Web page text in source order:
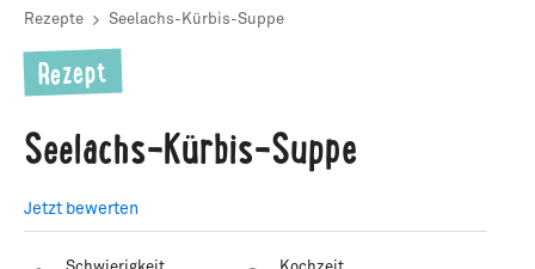
Rezepte Seelachs-Kürbis-Suppe
Rezept
Seelachs-Kürbis-Suppe
Jetzt bewerten